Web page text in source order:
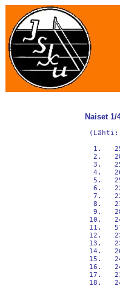
Naiset 1/
(Lähti:
1.
2.
3.
4.
5.
6.
7.
8.
9.
10.
11.
12.
13.
14.
15.
16.
17.
18.